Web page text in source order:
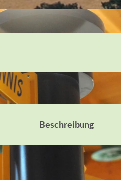
Beschreibung